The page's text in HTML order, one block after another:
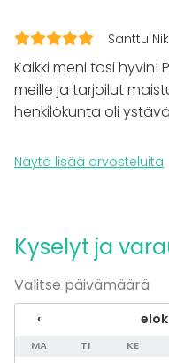
Elämys / aktiviteetti
Pikkujoulut
Tilatyypit
Juhlasali
Saunatila
Biletila
Golf
Kokki- / drinkkikoulu
Laser- /
Santtu
Kaikki meni tosi hyvin!
meille ja tarjoilut
henkilökunta oli
Näytä lisää arvosteluita
Kyselyt ja
Valitse päivämäärä
‹
MA TI KE